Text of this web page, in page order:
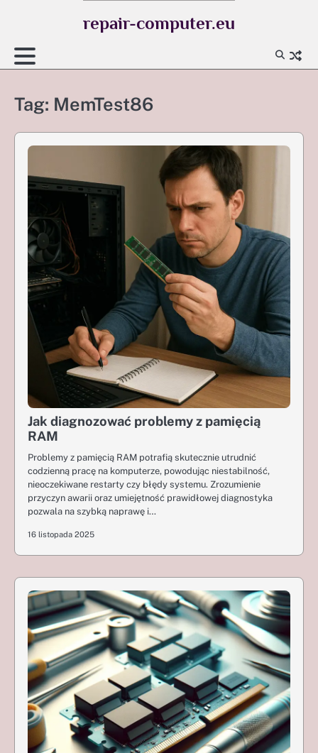
repair-computer.eu
Tag: MemTest86
Jak diagnozować problemy z pamięcią
RAM
Problemy z pamięcią RAM potrafią skutecznie utrudnić
codzienną pracę na komputerze, powodując niestabilność,
nieoczekiwane restarty czy błędy systemu. Zrozumienie
przyczyn awarii oraz umiejętność prawidłowej diagnostyka
pozwala na szybką naprawę i…
16 listopada 2025